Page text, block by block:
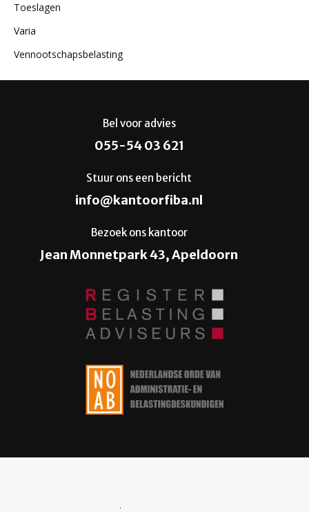
Toeslagen
Varia
Vennootschapsbelasting
Bel voor advies
055-54 03 621
Stuur ons een bericht
info@kantoorfiba.nl
Bezoek ons kantoor
Jean Monnetpark 43, Apeldoorn